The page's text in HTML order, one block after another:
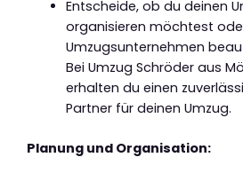
Entscheide, ob du deinen
organisieren möchtest
Umzugsunternehmen
Bei Umzug Schröder aus
erhalten du einen
Partner für deinen Umzug.
Planung und Organisation: